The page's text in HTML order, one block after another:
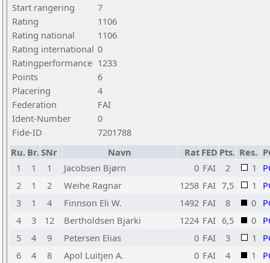
Start rangering
7
Rating
1106
Rating national
1106
Rating international 0
Ratingperformance 1233
Points
6
Placering
4
Federation
FAI
Ident-Number
0
Fide-ID
7201788
Ru. Br.SNr Navn Rat FED Pts. Res.
1
1 1 Jacobsen Bjørn 0 FAI 2 1
2
1 2 Weihe Ragnar 1258 FAI 7,5 1
3
1 4 Finnson Eli W. 1492 FAI 8 0
4
3 12 Bertholdsen Bjarki 1224 FAI 6,5 0
5
4 9 Petersen Elias 0 FAI 3 1
6
4 8 Apol Luitjen A. 0 FAI 4 1